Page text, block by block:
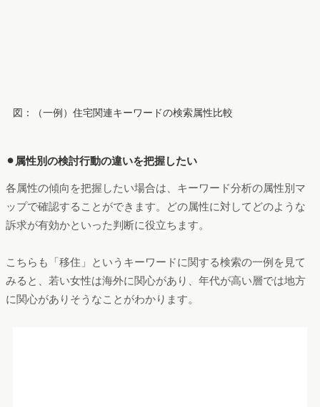
図：（一例）住宅関連キーワードの検索属性比較
⚫︎属性別の検討行動の違いを把握したい
各属性の傾向を把握したい場合は、キーワード分析の属性別マ
ップで確認することができます。どの属性に対してどのような
訴求が有効かといった判断に役立ちます。
こちらも「移住」というキーワードに関する検索の一例を見て
みると、若い女性は海外に関心があり、年代が高い層では地方
に関心がありそうなことがわかります。